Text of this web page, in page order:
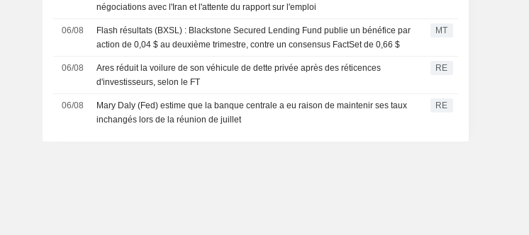
négociations avec l'Iran et l'attente du rapport sur l'emploi
06/08
Flash résultats (BXSL) : Blackstone Secured Lending Fund publie un bénéfice par
action de 0,04 $ au deuxième trimestre, contre un consensus FactSet de 0,66 $
MT
06/08
Ares réduit la voilure de son véhicule de dette privée après des réticences
d'investisseurs, selon le FT
RE
06/08
Mary Daly (Fed) estime que la banque centrale a eu raison de maintenir ses taux
inchangés lors de la réunion de juillet
RE